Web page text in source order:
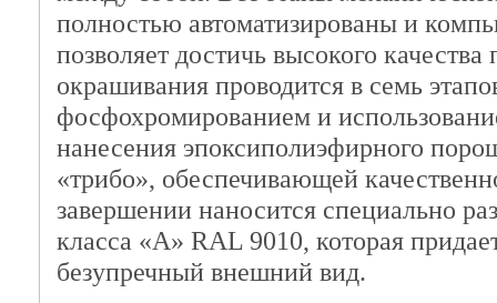
полностью автоматизированы и
позволяет достичь высокого
окрашивания проводится в семь
фосфохромированием и
нанесения эпоксиполиэфирного
«трибо», обеспечивающей
завершении наносится специально
класса «А» RAL 9010, которая
безупречный внешний вид.